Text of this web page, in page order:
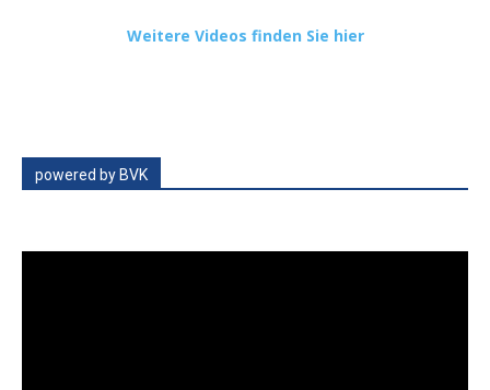
Weitere Videos finden Sie hier
powered by BVK